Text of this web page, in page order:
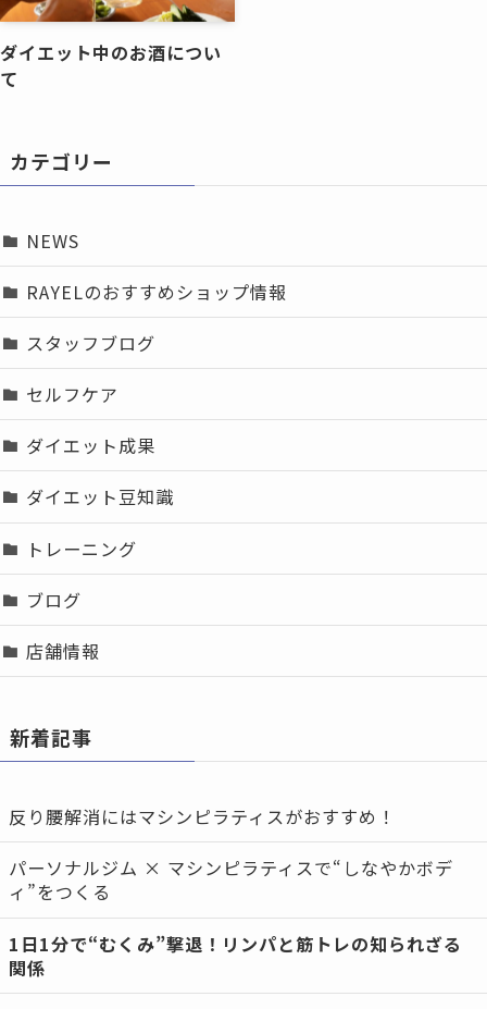
ダイエット中のお酒につい
て
カテゴリー
NEWS
RAYELのおすすめショップ情報
スタッフブログ
セルフケア
ダイエット成果
ダイエット豆知識
トレーニング
ブログ
店舗情報
新着記事
反り腰解消にはマシンピラティスがおすすめ！
パーソナルジム × マシンピラティスで“しなやかボデ
ィ”をつくる
1日1分で“むくみ”撃退！リンパと筋トレの知られざる
関係